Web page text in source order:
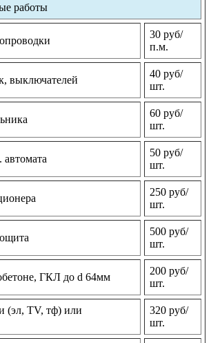
работы
30 руб/
п.м.
выключателей
40 руб/
шт.
60 руб/
шт.
50 руб/
шт.
250 руб/
шт.
500 руб/
шт.
ГКЛ до d 64мм
200 руб/
шт.
(эл, TV, тф) или
320 руб/
шт.